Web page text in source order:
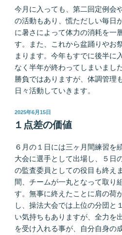
今月に入っても、第二回定例会
の活動もあり、慌ただしい毎日
に暑さによって体力の消耗を一
す。また、これから盆踊りやお
まります。今年もすでに後半に
なく半年が終わってしまいまし
勝負ではありますが、体調管理
日々活動していきます。
投
稿
日:
2025年6月15日
１点差の価値
６月の１日には三ヶ月間練習を
大会に選手として出場し、５日
の監査委員としての役目も終え
間、チームが一丸となって取り
す。無事に終えたことに肩の荷
し、操法大会では上位の分団と
い気持ちもありますが、全力を
を受け入れる事が、自分自身の